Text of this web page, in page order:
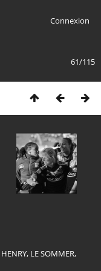
Connexion
61/115
HENRY, LE SOMMER,